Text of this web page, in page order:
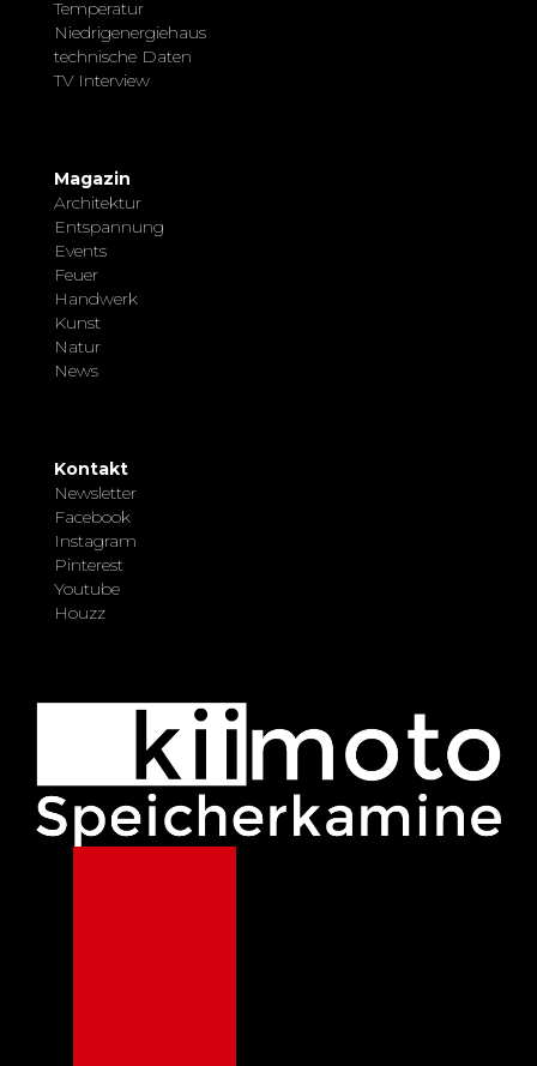
Temperatur
Niedrigenergiehaus
technische Daten
TV Interview
Magazin
Architektur
Entspannung
Events
Feuer
Handwerk
Kunst
Natur
News
Kontakt
Newsletter
Facebook
Instagram
Pinterest
Youtube
Houzz